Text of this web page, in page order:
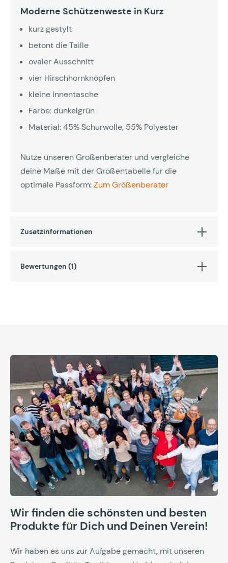
Moderne Schützenweste in Kurz
kurz gestylt
betont die Taille
ovaler Ausschnitt
vier Hirschhornknöpfen
kleine Innentasche
Farbe: dunkelgrün
Material: 45% Schurwolle, 55% Polyester
Nutze unseren Größenberater und vergleiche
deine Maße mit der Größentabelle für die
optimale Passform:Zum Größenberater
Zusatzinformationen
Bewertungen (1)
Wir finden die schönsten und besten
Produkte für Dich und Deinen Verein!
Wir haben es uns zur Aufgabe gemacht, mit unseren